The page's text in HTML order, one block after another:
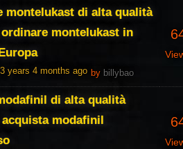
montelukast di alta qualità
montelukast in
3 years 4 months ago by billybao
di alta qualità
modafinil